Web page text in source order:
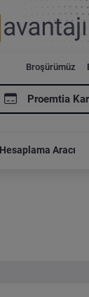
Broşürümüz
Proemtia
Aracı